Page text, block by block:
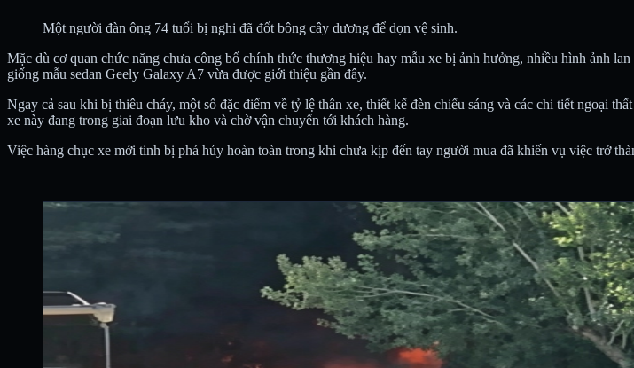
Một người đàn ông 74 tuổi bị nghi đã đốt bông cây dương để dọn vệ sinh.
Mặc dù cơ quan chức năng chưa công bố chính thức thương hiệu hay mẫu xe bị ảnh hưởng, nhiều hình ảnh
giống mẫu sedan Geely Galaxy A7 vừa được giới thiệu gần đây.
Ngay cả sau khi bị thiêu cháy, một số đặc điểm về tỷ lệ thân xe, thiết kế đèn chiếu sáng và các chi tiết ngoại
xe này đang trong giai đoạn lưu kho và chờ vận chuyển tới khách hàng.
Việc hàng chục xe mới tinh bị phá hủy hoàn toàn trong khi chưa kịp đến tay người mua đã khiến vụ việc trở